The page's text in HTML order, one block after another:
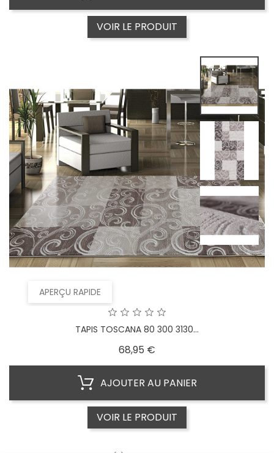
VOIR LE PRODUIT
APERÇU RAPIDE
TAPIS TOSCANA 80 300 3130...
68,95 €
AJOUTER AU PANIER
VOIR LE PRODUIT